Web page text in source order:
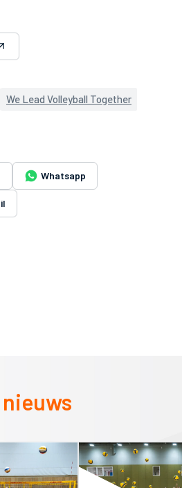
We Lead Volleyball Together
Whatsapp